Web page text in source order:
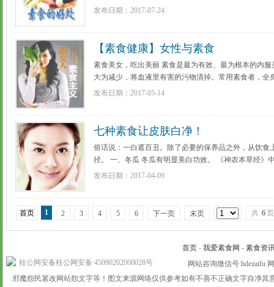
中多是高脂肪和胆固醇的肉制品和奶制品，由此导致
发布日期：2017-07-24
【素食健康】女性与素食
素食美女，吃出美丽 素食是最为有效、最为根本的内
大为减少，将血液里有害的污物清掉。常用素食者，全
肤自然柔嫩光滑，颜色红润。我们平时吃了肉类、鱼类
发布日期：2017-05-14
七种素食让皮肤白净！
俗话说：一白遮百丑。除了必要的保养品之外，从饮食
径。 一、冬瓜 冬瓜有明显美白功效。 《神农本草经》
服轻身耐老。冬瓜是美容佳品，对美白肌肤效果显著
发布日期：2017-04-09
首页 1 2 3 4 5 6 下一页 末页 共 6页
首页 - 我爱素食网 - 素食资
网站咨询微信号:hdezaifu
桂公网安备桂公网安备 45090202000028号
邪魔怨民篡改网站怨文字等！图文来源网络仅供参考如有不善不正确文字自净